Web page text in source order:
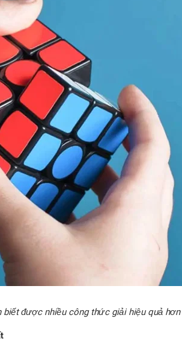
biết được nhiều công thức giải hiệu quả hơn